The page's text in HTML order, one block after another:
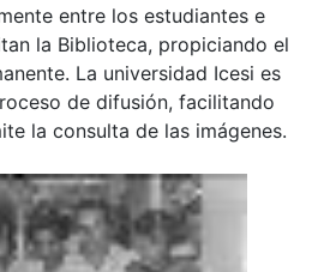
entre los estudiantes e
la Biblioteca, propiciando el
La universidad Icesi es
de difusión, facilitando
la consulta de las imágenes.